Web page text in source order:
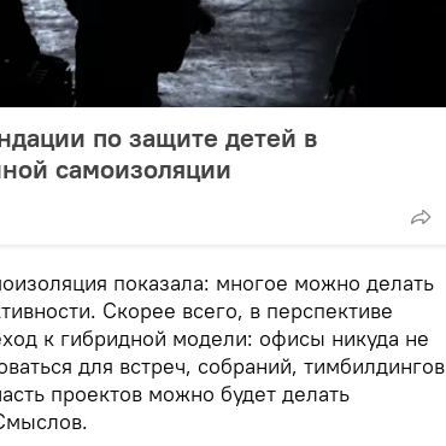
по защите детей в
самоизоляции
показала: многое можно делать
Скорее всего, в перспективе
к гибридной модели: офисы никуда не
для встреч, собраний, тимбилдингов
проектов можно будет делать